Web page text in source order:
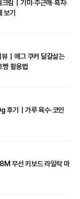
림｜기미·주근깨·흑자·
보기
｜에그 쿠커 달걀삶는
빵 활용법
후기｜가루 육수·코인
무선 키보드 라일락 마